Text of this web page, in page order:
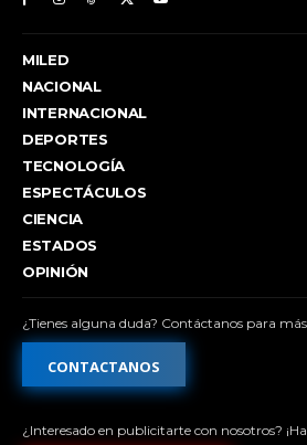
MILED
NACIONAL
INTERNACIONAL
DEPORTES
TECNOLOGÍA
ESPECTÁCULOS
CIENCIA
ESTADOS
OPINIÓN
¿Tienes alguna duda? Contáctanos para
CONTACTANOS
¿Interesado en publicitarte con nosotros?